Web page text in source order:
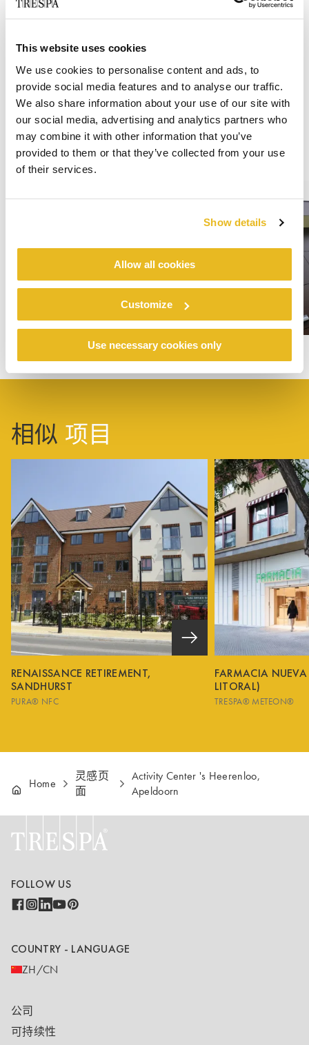
This website uses cookies
We use cookies to personalise content and ads, to
provide social media features and to analyse our traffic.
We also share information about your use of our site with
our social media, advertising and analytics partners who
may combine it with other information that you’ve
provided to them or that they’ve collected from your use
of their services.
Show details
Allow all cookies
Customize
Use necessary cookies only
相似 项目
RENAISSANCE RETIREMENT,
SANDHURST
PURA® NFC
FARMACIA
LITORAL)
TRESPA® METEON®
Home
灵感页
面
Activity Center 's Heerenloo,
Apeldoorn
FOLLOW US
COUNTRY - LANGUAGE
ZH/CN
公司
可持续性